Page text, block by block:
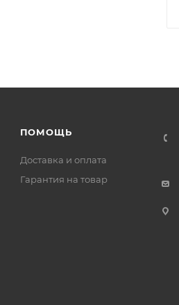
ПОМОЩЬ
Доставка и оплата
Гарантия на товар